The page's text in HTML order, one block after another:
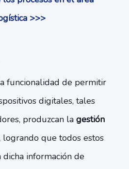
>>>
funcionalidad de permitir
digitales, tales
produzcan la gestión
logrando que todos estos
dicha información de